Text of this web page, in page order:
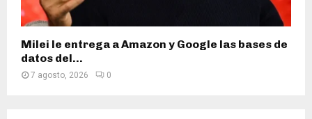
Milei le entrega a Amazon y Google las bases de
datos del...
7 agosto, 2026 0